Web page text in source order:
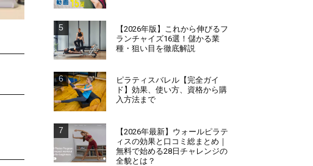
【2026年版】これから伸びるフ
ランチャイズ16選！儲かる業
種・狙い目を徹底解説
ピラティスバレル【完全ガイ
ド】効果、使い方、資格から購
入方法まで
【2026年最新】ウォールピラテ
ィスの効果と口コミ総まとめ｜
無料で始める28日チャレンジの
全貌とは？